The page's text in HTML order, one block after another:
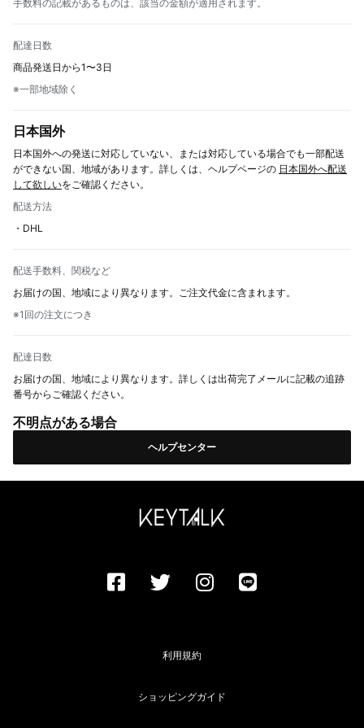
手数料の記載があるものは、該当の金額が適用されます。
配達日数
商品発送日から1〜3日
※一部地域除く
日本国外
日本国外への発送に対応していない、または対応している場合でも一部配送
ができない国、地域があります。詳しくは、ヘルプページの 日本国外へ配送
して欲しいをご確認ください。
配送方法
・DHL
配送手数料、関税など
お届けの国、地域により異なります。ご注文代金に含まれます。
※1回の注文につき
配達日数
お届けの国、地域により異なります。詳しくは出荷完了メールに記載の追跡
番号からご確認ください。
不明点がある場合
ヘルプセンター
利用規約
ショッピングガイド